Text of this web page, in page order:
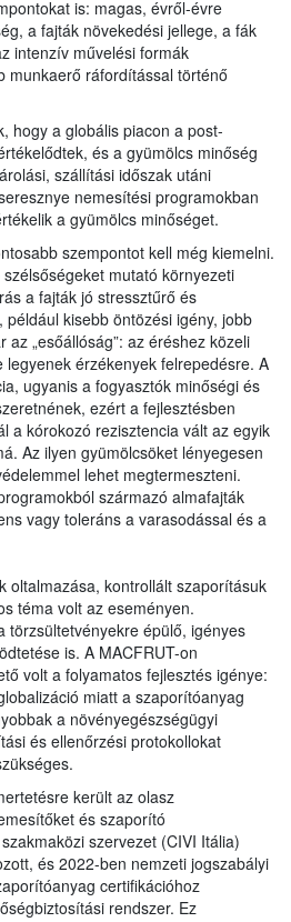
is: magas, évről-évre
a fajták növekedési jellege, a fák
intenzív művelési formák
munkaerő ráfordítással történő
hogy a globális piacon a post-
és a gyümölcs minőség
szállítási időszak utáni
nemesítési programokban
a gyümölcs minőséget.
szempontot kell még kiemelni.
mutató környezeti
a fajták jó stressztűrő és
kisebb öntözési igény, jobb
„esőállóság”: az éréshez közeli
legyenek érzékenyek felrepedésre. A
ugyanis a fogyasztók minőségi és
ezért a fejlesztésben
a kórokozó rezisztencia vált az egyik
Az ilyen gyümölcsöket lényegesen
lehet megtermeszteni.
származó almafajták
vagy toleráns a varasodással és a
oltalmazása, kontrollált szaporításuk
téma volt az eseményen.
törzsültetvényekre épülő, igényes
is. A MACFRUT-on
volt a folyamatos fejlesztés igénye:
miatt a szaporítóanyag
a növényegészségügyi
és ellenőrzési protokollokat
került az olasz
és szaporító
szervezet (CIVI Itália)
és 2022-ben nemzeti jogszabályi
certifikációhoz
rendszer. Ez